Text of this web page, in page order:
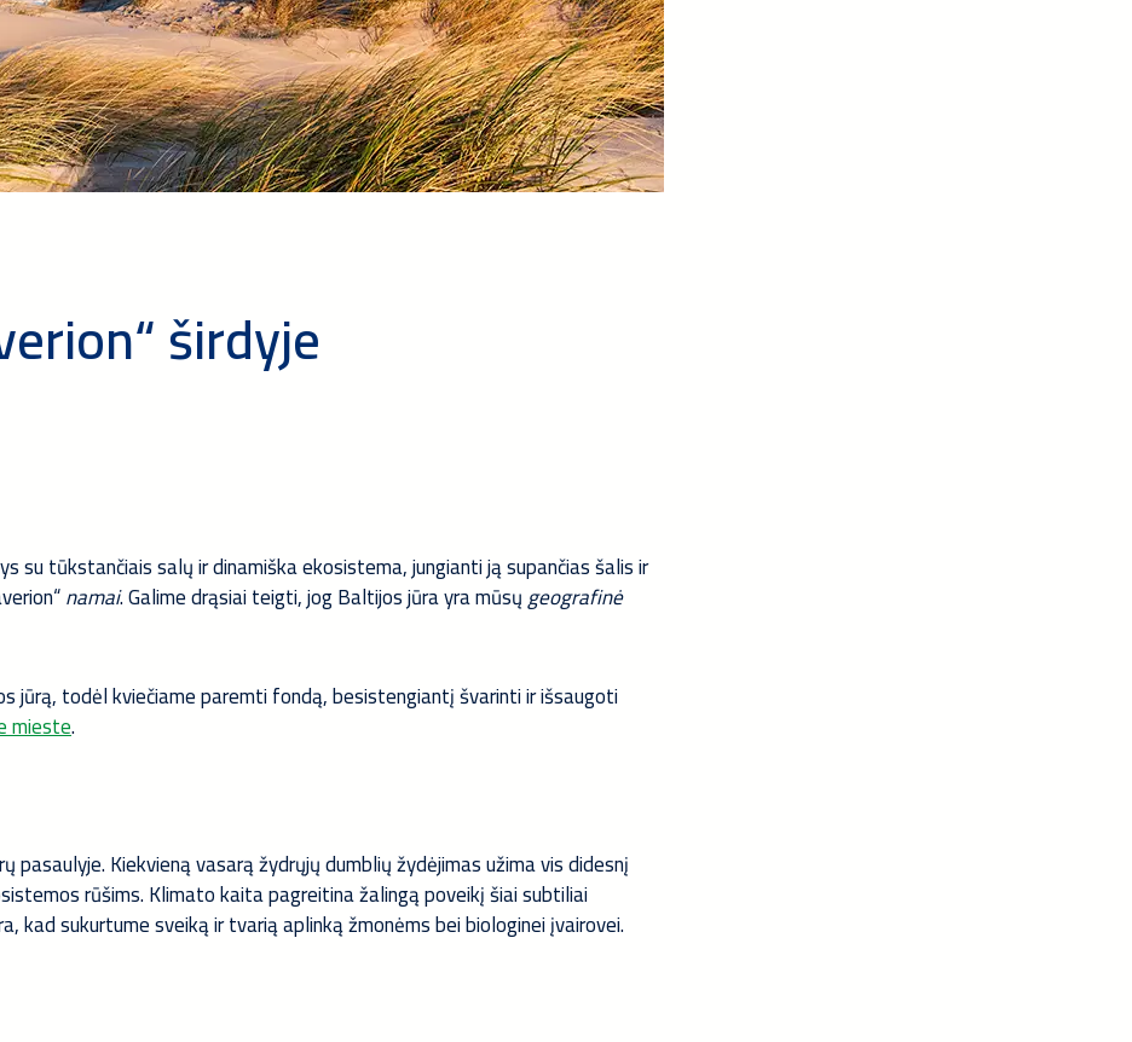
širdyje
su tūkstančiais salų ir dinamiška ekosistema, jungianti ją supančias šalis ir
namai. Galime drąsiai teigti, jog Baltijos jūra yra mūsųgeografinė
jūrą, todėl kviečiame paremti fondą, besistengiantį švarinti ir išsaugoti
mieste.
Kiekvieną vasarą žydrųjų dumblių žydėjimas užima vis didesnį
rūšims. Klimato kaita pagreitina žalingą poveikį šiai subtiliai
kad sukurtume sveiką ir tvarią aplinką žmonėms bei biologinei įvairovei.